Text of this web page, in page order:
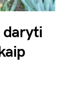
daryti